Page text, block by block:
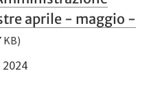
aprile - maggio -
KB)